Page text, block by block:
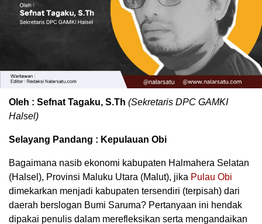
Oleh : Sefnat Tagaku, S.Th (Sekretaris DPC GAMKI
Halsel)
Selayang Pandang : Kepulauan Obi
Bagaimana nasib ekonomi kabupaten Halmahera Selatan
(Halsel), Provinsi Maluku Utara (Malut), jika Pulau Obi
dimekarkan menjadi kabupaten tersendiri (terpisah) dari
daerah berslogan Bumi Saruma? Pertanyaan ini hendak
dipakai penulis dalam merefleksikan serta mengandaikan